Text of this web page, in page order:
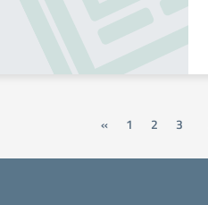
« 1 2 3